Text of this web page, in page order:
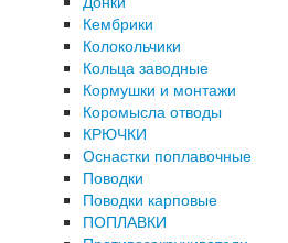
Кембрики
Колокольчики
Кольца заводные
Кормушки и монтажи
Коромысла отводы
КРЮЧКИ
Оснастки поплавочные
Поводки
Поводки карповые
ПОПЛАВКИ